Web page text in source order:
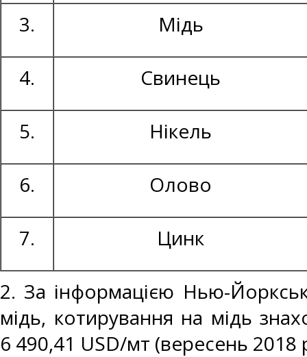
3. Мідь
4. Свинець
5. Нікель
6. Олово
7. Цинк
2. За інформацією Нью-
мідь, котирування на мідь
6 490,41 USD/мт (вересень 2018